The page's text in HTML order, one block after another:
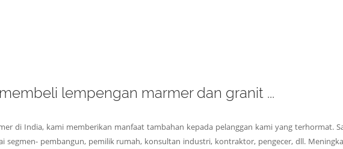
lempengan marmer dan granit ...
di India, kami memberikan manfaat tambahan kepada pelanggan kami yang terhormat.
segmen- pembangun, pemilik rumah, konsultan industri, kontraktor, pengecer, dll.